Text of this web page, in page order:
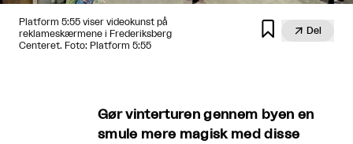
Platform 5:55 viser videokunst på
reklameskærmene i Frederiksberg
Centeret. Foto: Platform 5:55
  Del
Gør vinterturen gennem byen en
smule mere magisk med disse